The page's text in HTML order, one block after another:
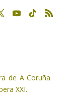
de A Coruña
XXI.